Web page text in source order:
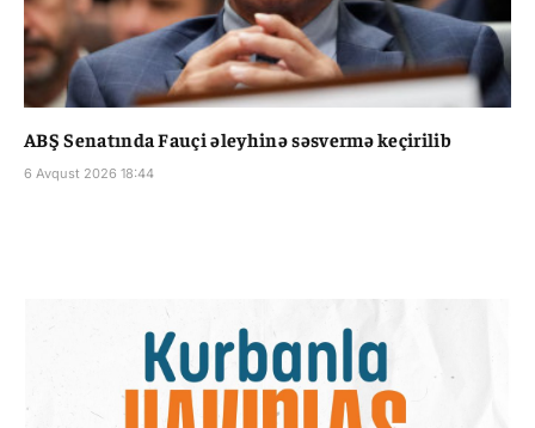
ABŞ Senatında Fauçi əleyhinə səsvermə keçirilib
6 Avqust 2026 18:44